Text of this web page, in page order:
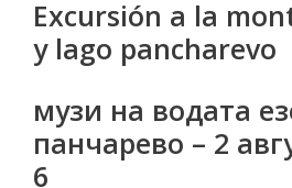
Excursión a la
y lago pancharevo
музи на водата
панчарево – 2
6